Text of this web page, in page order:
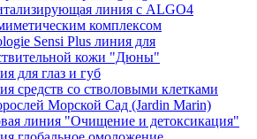
линия с ALGO4
комплексом
Sensi Plus линия для
кожи "Дюны"
для глаз и губ
средств со стволовыми клетками
Морской Сад (Jardin Marin)
линия "Очищение и детоксикация"